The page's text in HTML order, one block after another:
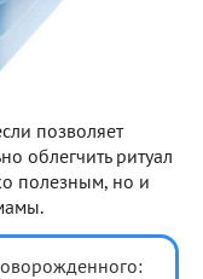
позволяет
облегчить ритуал
полезным, но и